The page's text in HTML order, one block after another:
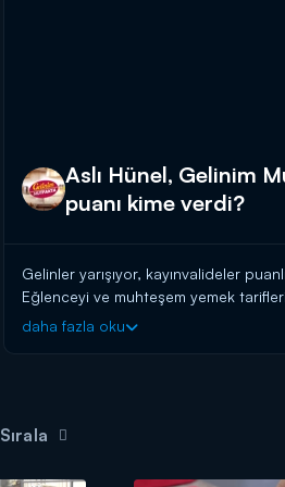
Aslı Hünel, Gelinim
puanı kime verdi?
Gelinler yarışıyor, kayınvalideler
Eğlenceyi ve muhteşem yemek
Başladığı tarihten itibaren hafta
BAŞVURULARINIZ İÇİN WEB ADRESİ:
daha fazla oku
Sırala